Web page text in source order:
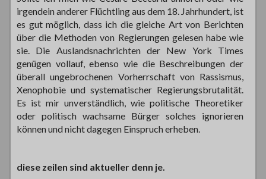
irgendein anderer Flüchtling aus dem 18. Jahrhundert, ist
es gut möglich, dass ich die gleiche Art von Berichten
über die Methoden von Regierungen gelesen habe wie
sie. Die Auslandsnachrichten der New York Times
genügen vollauf, ebenso wie die Beschreibungen der
überall ungebrochenen Vorherrschaft von Rassismus,
Xenophobie und systematischer Regierungsbrutalität.
Es ist mir unverständlich, wie politische Theoretiker
oder politisch wachsame Bürger solches ignorieren
können und nicht dagegen Einspruch erheben.
diese zeilen sind aktueller denn je.